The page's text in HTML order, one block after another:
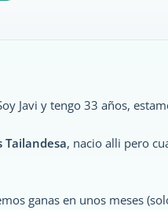
Javi y tengo 33 años,
Tailandesa, nacio alli pero
ganas en unos meses